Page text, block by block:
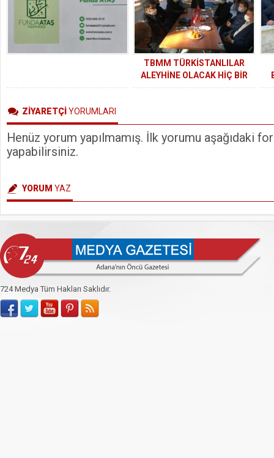
TBMM TÜRKİSTANLILAR
ALEYHİNE OLACAK HİÇ BİR
ANLAŞMAYA İMZA
ZİYARETÇİYORUMLARI
Henüz yorum yapılmamış. İlk yorumu aşağıdaki
yapabilirsiniz.
YORUM YAZ
724 Medya Tüm Hakları Saklıdır.